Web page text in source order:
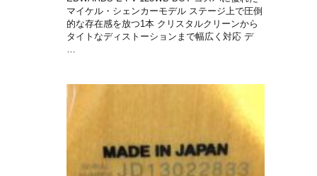
マイケル・シェンカーモデル ステージ上で圧倒
的な存在感を放つ1本 クリスタルクリーンから
タイトなディストーションまで幅広く対応 デ